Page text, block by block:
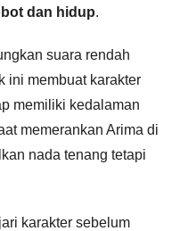
dan hidup.
suara rendah
ini membuat karakter
memiliki kedalaman
memerankan Arima di
nada tenang tetapi
karakter sebelum